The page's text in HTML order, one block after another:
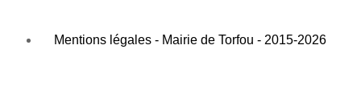
Mentions légales - Mairie de Torfou - 2015-2026